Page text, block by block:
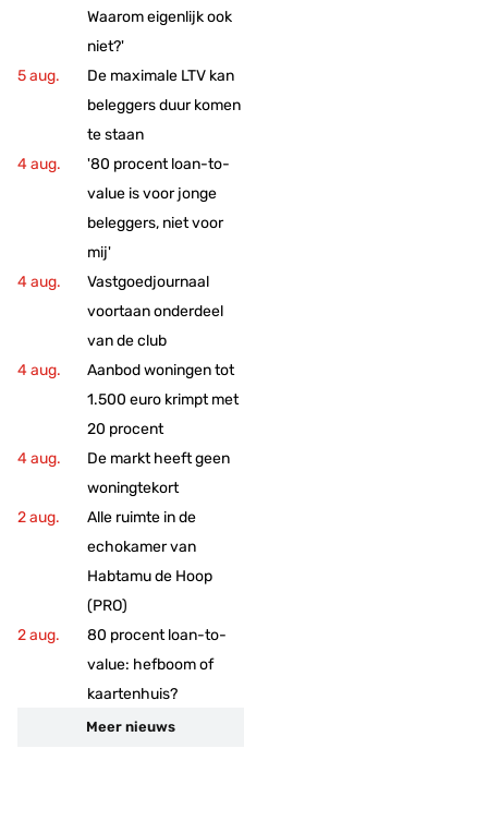
Waarom eigenlijk ook
niet?'
De maximale LTV kan
beleggers duur komen
te staan
'80 procent loan-to-
value is voor jonge
beleggers, niet voor
mij'
Vastgoedjournaal
voortaan onderdeel
van de club
Aanbod woningen tot
1.500 euro krimpt met
20 procent
De markt heeft geen
woningtekort
Alle ruimte in de
echokamer van
Habtamu de Hoop
(PRO)
80 procent loan-to-
value: hefboom of
kaartenhuis?
Meer nieuws